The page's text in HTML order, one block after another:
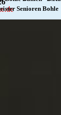
Senioren Bohle